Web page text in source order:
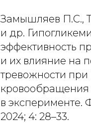
Замышляев П.С.,
и др.
эффективность
и их влияние на
тревожности
кровообращения
в эксперименте.
2024; 4: 28–33.